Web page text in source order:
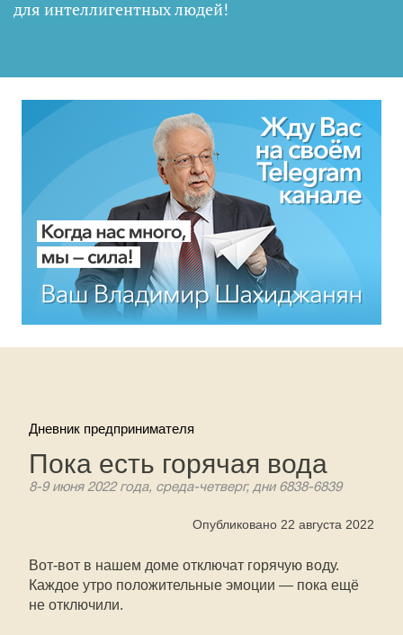
для интеллигентных людей!
Дневник предпринимателя
Пока есть горячая вода
8-9 июня 2022 года, среда-четверг, дни 6838-6839
Опубликовано 22 августа 2022
Вот-вот в нашем доме отключат горячую воду.
Каждое утро положительные эмоции — пока ещё
не отключили.